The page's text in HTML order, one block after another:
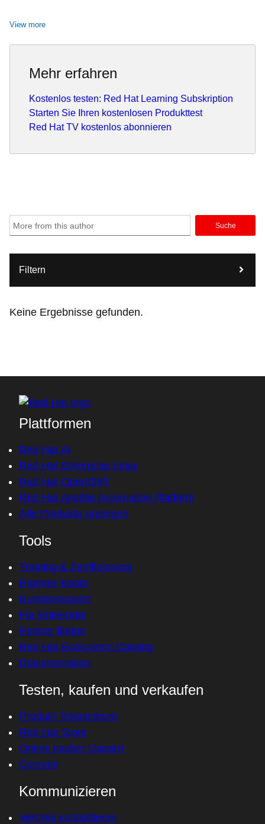
scale for their workloads.
We work across the Red Hat product portfolio on a
scale hybrid cloud environments—including edge-enabled
software-defined vehicles and more.
View more
Mehr erfahren
Kostenlos testen: Red Hat Learning Subskription
Starten Sie Ihren kostenlosen Produkttest
Red Hat TV kostenlos abonnieren
Suche
Filtern
Keine Ergebnisse gefunden.
Plattformen
Red Hat AI
Red Hat Enterprise Linux
Red Hat OpenShift
Red Hat Ansible Automation Platform
Alle Produkte anzeigen
Tools
Training & Zertifizierung
Eigenes Konto
Kundensupport
Für Entwickler
Partner finden
Red Hat Ecosystem Catalog
Dokumentation
Testen, kaufen und verkaufen
Produkt-Testzentrum
Red Hat Store
Online kaufen (Japan)
Console
Kommunizieren
Vertrieb kontaktieren